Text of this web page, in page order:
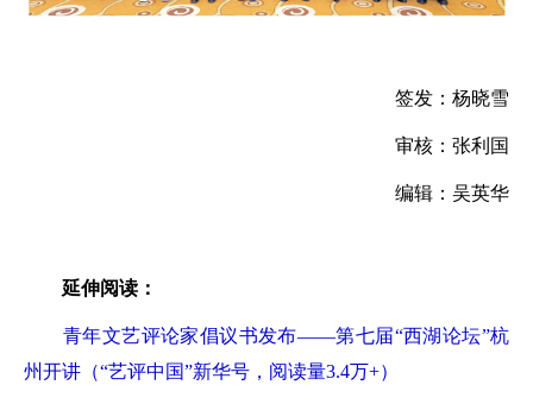
签发：杨晓雪
审核：张利国
编辑：吴英华
延伸阅读：
青年文艺评论家倡议书发布——第七届“西湖论坛”杭
州开讲（“艺评中国”新华号，阅读量3.4万+）